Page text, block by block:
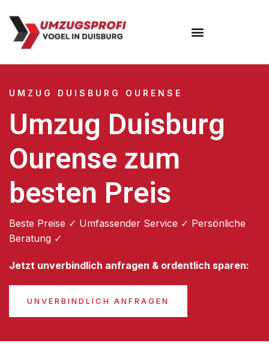
UMZUG DUISBURG OURENSE
Umzug Duisburg
Ourense zum
besten Preis
Beste Preise ✓ Umfassender Service ✓ Persönliche
Beratung ✓
Jetzt unverbindlich anfragen & ordentlich sparen:
UNVERBINDLICH ANFRAGEN